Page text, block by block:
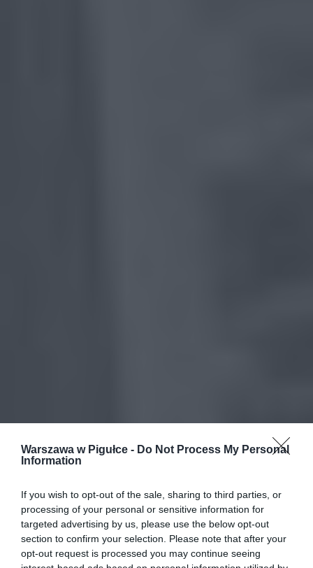
Warszawa w Pigułce - Do Not Process My Personal
Information
If you wish to opt-out of the sale, sharing to third parties, or
processing of your personal or sensitive information for
targeted advertising by us, please use the below opt-out
section to confirm your selection. Please note that after your
opt-out request is processed you may continue seeing